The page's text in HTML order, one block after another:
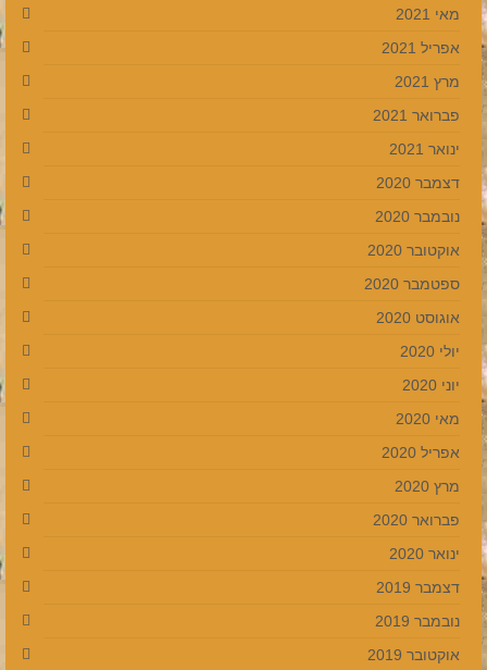
מאי 2021
אפריל 2021
מרץ 2021
פברואר 2021
ינואר 2021
דצמבר 2020
נובמבר 2020
אוקטובר 2020
ספטמבר 2020
אוגוסט 2020
יולי 2020
יוני 2020
מאי 2020
אפריל 2020
מרץ 2020
פברואר 2020
ינואר 2020
דצמבר 2019
נובמבר 2019
אוקטובר 2019